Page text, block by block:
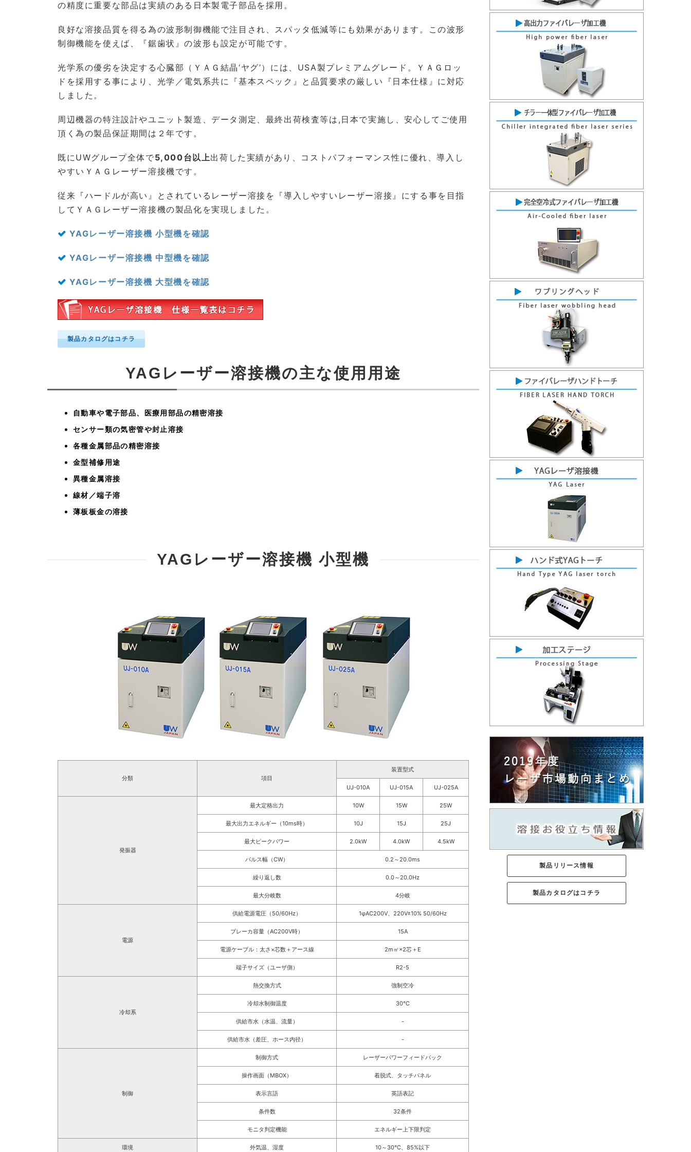
の精度に重要な部品は実績のある日本製電子部品を採用。
良好な溶接品質を得る為の波形制御機能で注目され、スパッタ低減等にも効果があります。この波形
制御機能を使えば、『鋸歯状』の波形も設定が可能です。
光学系の優劣を決定する心臓部（ＹＡＧ結晶‘ヤグ’）には、USA製プレミアムグレード。ＹＡＧロッ
ドを採用する事により、光学／電気系共に『基本スペック』と品質要求の厳しい『日本仕様』に対応
しました。
周辺機器の特注設計やユニット製造、データ測定、最終出荷検査等は,日本で実施し、安心してご使用
頂く為の製品保証期間は２年です。
既にUWグループ全体で5,000台以上出荷した実績があり、コストパフォーマンス性に優れ、導入し
やすいＹＡＧレーザー溶接機です。
従来『ハードルが高い』とされているレーザー溶接を『導入しやすいレーザー溶接』にする事を目指
してＹＡＧレーザー溶接機の製品化を実現しました。
YAGレーザー溶接機 小型機を確認
YAGレーザー溶接機 中型機を確認
YAGレーザー溶接機 大型機を確認
製品カタログはコチラ
YAGレーザー溶接機の主な使用用途
自動車や電子部品、医療用部品の精密溶接
センサー類の気密管や封止溶接
各種金属部品の精密溶接
金型補修用途
異種金属溶接
線材／端子溶
薄板板金の溶接
YAGレーザー溶接機 小型機
分類 項目
装置型式
UJ-010A UJ-015A UJ-025A
発振器
最大定格出力 10W 15W 25W
最大出力エネルギー（10ms時） 10J 15J 25J
最大ピークパワー 2.0kW 4.0kW 4.5kW
パルス幅（CW） 0.2～20.0ms
繰り返し数 0.0～20.0Hz
最大分岐数 4分岐
電源
供給電源電圧（50/60Hz） 1φAC200V、220V±10% 50/60Hz
ブレーカ容量（AC200V時） 15A
電源ケーブル：太さ×芯数＋アース線 2m㎡×2芯＋E
端子サイズ（ユーザ側） R2-5
冷却系
熱交換方式 強制空冷
冷却水制御温度 30℃
供給市水（水温、流量） -
供給市水（差圧、ホース内径） -
制御
制御方式 レーザーパワーフィードバック
操作画面（MBOX） 着脱式、タッチパネル
表示言語 英語表記
条件数 32条件
モニタ判定機能 エネルギー上下限判定
環境 外気温、湿度 10～30℃、85%以下
製品リリース情報
製品カタログはコチラ